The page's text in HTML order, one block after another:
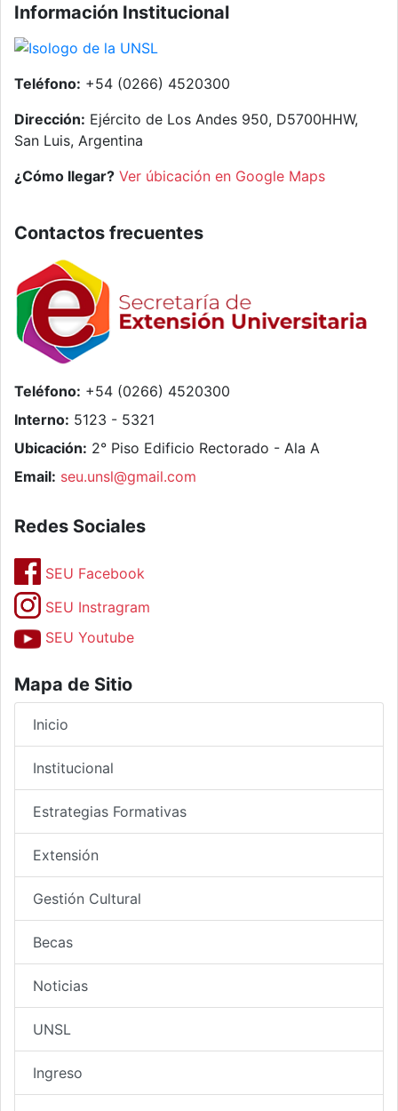
Información Institucional
Teléfono: +54 (0266) 4520300
Dirección: Ejército de Los Andes 950, D5700HHW,
San Luis, Argentina
¿Cómo llegar? Ver úbicación en Google Maps
Contactos frecuentes
Teléfono: +54 (0266) 4520300
Interno: 5123 - 5321
Ubicación: 2° Piso Edificio Rectorado - Ala A
Email: seu.unsl@gmail.com
Redes Sociales
SEU Facebook
SEU Instragram
SEU Youtube
Mapa de Sitio
Inicio
Institucional
Estrategias Formativas
Extensión
Gestión Cultural
Becas
Noticias
UNSL
Ingreso